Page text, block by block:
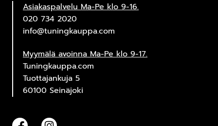
Asiakaspalvelu Ma-Pe klo 9-16.
020 734 2020
info@tuningkauppa.com
Myymälä avoinna Ma-Pe klo 9-17.
Tuningkauppa.com
Tuottajankuja 5
60100 Seinäjoki